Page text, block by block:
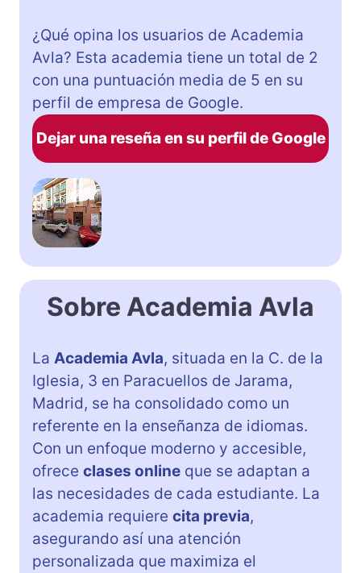
¿Qué opina los usuarios de Academia
Avla? Esta academia tiene un total de 2
con una puntuación media de 5 en su
perfil de empresa de Google.
Dejar una reseña en su perfil de Google
Sobre Academia Avla
La Academia Avla, situada en la C. de la
Iglesia, 3 en Paracuellos de Jarama,
Madrid, se ha consolidado como un
referente en la enseñanza de idiomas.
Con un enfoque moderno y accesible,
ofrece clases online que se adaptan a
las necesidades de cada estudiante. La
academia requiere cita previa,
asegurando así una atención
personalizada que maximiza el